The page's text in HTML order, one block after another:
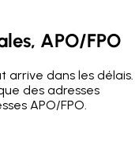
APO/FPO
arrive dans les délais.
des adresses
APO/FPO.